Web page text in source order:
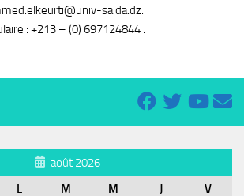
saida.dz.
: +213 – (0) 697124844 .
août 2026
L M M J
V